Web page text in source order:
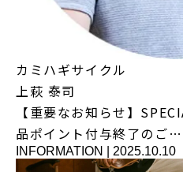
カミハギサイクル
上萩 泰司
【重要なお知らせ】
品ポイント付与終了のご…
INFORMATION 2025.10.10